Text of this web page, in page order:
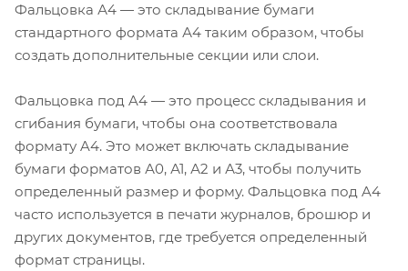
Фальцовка А4 — это складывание бумаги
стандартного формата А4 таким образом, чтобы
создать дополнительные секции или слои.
Фальцовка под A4 — это процесс складывания и
сгибания бумаги, чтобы она соответствовала
формату A4. Это может включать складывание
бумаги форматов А0, А1, А2 и А3, чтобы получить
определенный размер и форму. Фальцовка под A4
часто используется в печати журналов, брошюр и
других документов, где требуется определенный
формат страницы.